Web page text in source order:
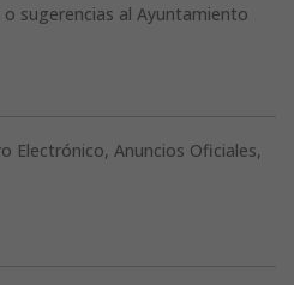
o sugerencias al Ayuntamiento
Electrónico, Anuncios Oficiales,